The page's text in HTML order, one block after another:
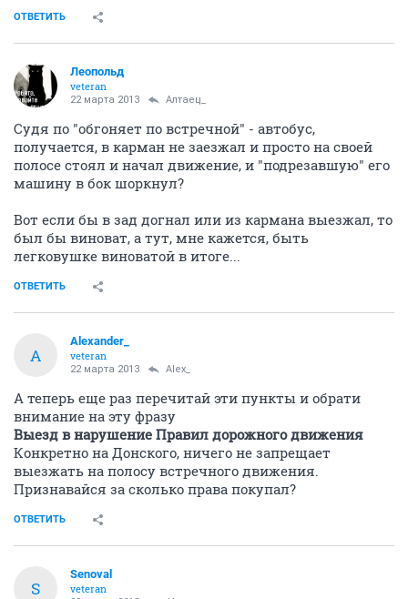
ОТВЕТИТЬ
Леопольд
veteran
22 марта 2013 Алтаец_
Судя по "обгоняет по встречной" - автобус,
получается, в карман не заезжал и просто на своей
полосе стоял и начал движение, и "подрезавшую" его
машину в бок шоркнул?
Вот если бы в зад догнал или из кармана выезжал, то
был бы виноват, а тут, мне кажется, быть
легковушке виноватой в итоге...
ОТВЕТИТЬ
A
Alexander_
veteran
22 марта 2013 Alex_
А теперь еще раз перечитай эти пункты и обрати
внимание на эту фразу
Выезд в нарушение Правил дорожного движения
Конкретно на Донского, ничего не запрещает
выезжать на полосу встречного движения.
Признавайся за сколько права покупал?
ОТВЕТИТЬ
S
Senoval
veteran